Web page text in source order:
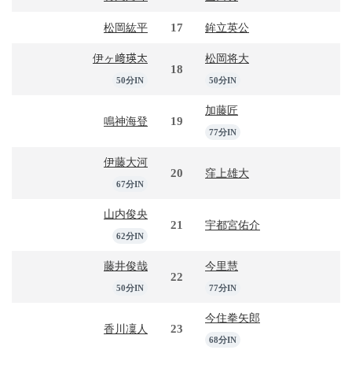
松岡紘平 17 鉾立英公
伊ヶ﨑瑛太
50分IN
18
松岡将大
50分IN
鳴神海登 19
加藤匠
77分IN
伊藤大河
67分IN
20 窪上雄大
山内俊央
62分IN
21 宇都宮佑介
藤井俊哉
50分IN
22
今里慧
77分IN
香川凜人 23
今住拳矢郎
68分IN